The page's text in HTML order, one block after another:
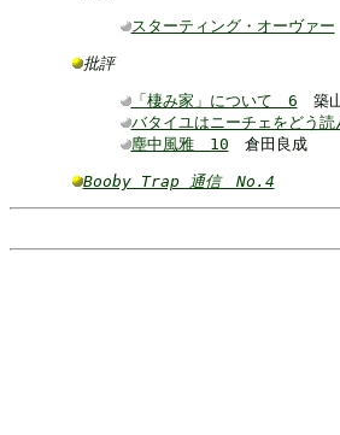
スターティング・オーヴァー
批評
「棲み家」について 6 築
バタイユはニーチェをどう
塵中風雅 10 倉田良成
Booby Trap 通信 No.4